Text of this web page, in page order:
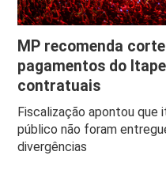
MP recomenda
pagamentos do
contratuais
Fiscalização apontou que
público não foram
divergências